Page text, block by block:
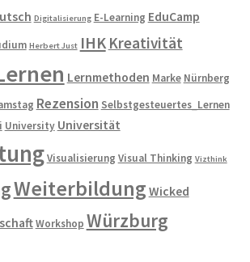
Digitalisierung E-Learning EduCamp
Herbert Just IHK Kreativität
Lernmethoden Marke Nürnberg
Rezension Selbstgesteuertes_Lernen
University Universität
Visualisierung Visual Thinking Vizthink
Weiterbildung Wicked
Workshop Würzburg